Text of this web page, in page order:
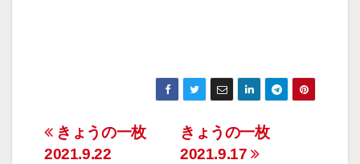
投
きょうの一枚
2021.9.17
きょうの一枚
2021.9.22